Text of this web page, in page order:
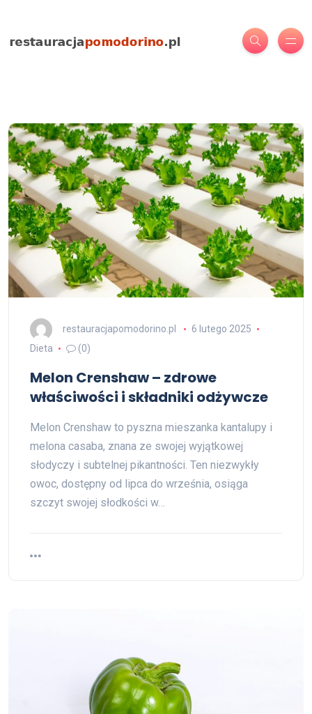
restauracjapomodorino.pl
6 lutego 2025
Dieta
(0)
Melon Crenshaw – zdrowe
właściwości i składniki odżywcze
Melon Crenshaw to pyszna mieszanka kantalupy i
melona casaba, znana ze swojej wyjątkowej
słodyczy i subtelnej pikantności. Ten niezwykły
owoc, dostępny od lipca do września, osiąga
szczyt swojej słodkości w…